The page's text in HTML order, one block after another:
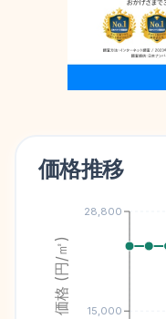
価格推移
15,000
28,800
価格 (円/㎡)